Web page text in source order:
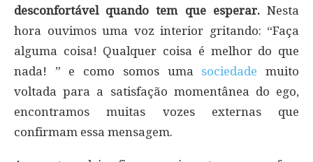
desconfortável quando tem que esperar.Nesta
hora ouvimos uma voz interior gritando: “Faça
alguma coisa! Qualquer coisa é melhor do que
nada! ” e como somos uma sociedade muito
voltada para a satisfação momentânea do ego,
encontramos muitas vozes externas que
confirmam essa mensagem.